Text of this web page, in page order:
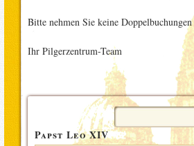
Bitte nehmen Sie keine
Ihr Pilgerzentrum-Team
Suchen
nach:
Papst Leo XIV